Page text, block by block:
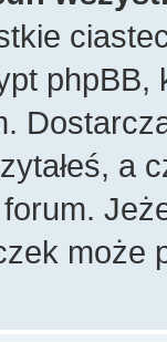
a
może